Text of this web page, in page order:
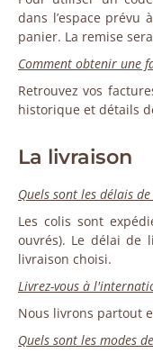
dans l’espace prévu
panier. La remise
Comment obtenir une
Retrouvez vos
historique et détails
La livraison
Quels sont les délais
Les colis sont
ouvrés). Le délai de
livraison choisi.
Livrez-vous à
Nous livrons partout
Quels sont les modes